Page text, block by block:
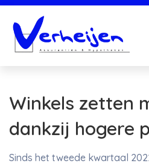
Winkels zetten
dankzij hogere
Sinds het tweede kwartaal